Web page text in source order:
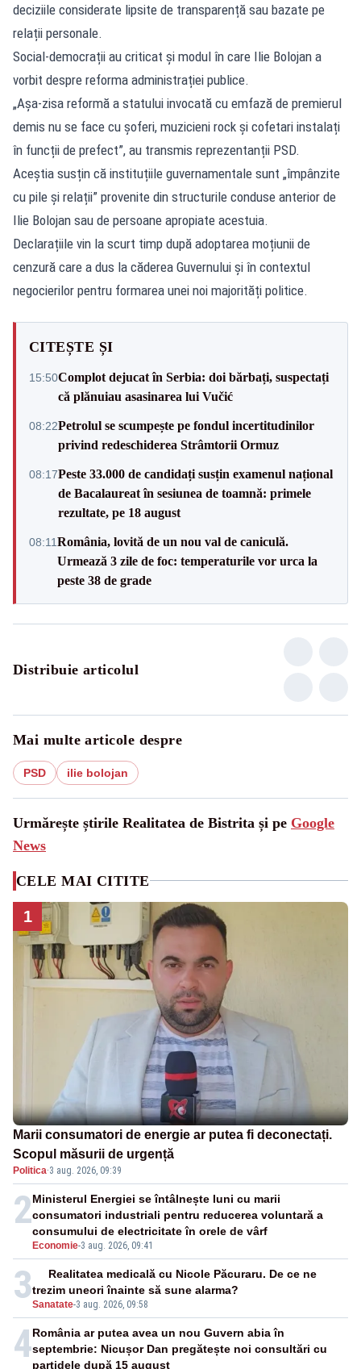
deciziile considerate lipsite de transparență sau bazate pe
relații personale.
Social-democrații au criticat și modul în care Ilie Bolojan a
vorbit despre reforma administrației publice.
„Așa-zisa reformă a statului invocată cu emfază de premierul
demis nu se face cu șoferi, muzicieni rock și cofetari instalați
în funcții de prefect”, au transmis reprezentanții PSD.
Aceștia susțin că instituțiile guvernamentale sunt „împânzite
cu pile și relații” provenite din structurile conduse anterior de
Ilie Bolojan sau de persoane apropiate acestuia.
Declarațiile vin la scurt timp după adoptarea moțiunii de
cenzură care a dus la căderea Guvernului și în contextul
negocierilor pentru formarea unei noi majorități politice.
CITEȘTE ȘI
15:50Complot dejucat în Serbia: doi bărbați, suspectați
că plănuiau asasinarea lui Vučić
08:22Petrolul se scumpește pe fondul incertitudinilor
privind redeschiderea Strâmtorii Ormuz
08:17Peste 33.000 de candidați susțin examenul național
de Bacalaureat în sesiunea de toamnă: primele
rezultate, pe 18 august
08:11România, lovită de un nou val de caniculă.
Urmează 3 zile de foc: temperaturile vor urca la
peste 38 de grade
Distribuie articolul
Mai multe articole despre
PSD ilie bolojan
Urmărește știrile Realitatea de Bistrita și pe Google
News
CELE MAI CITITE
1
Marii consumatori de energie ar putea fi deconectați.
Scopul măsurii de urgență
Politica·3 aug. 2026, 09:39
2
Economie-3 aug. 2026, 09:41
Ministerul Energiei se întâlnește luni cu marii
consumatori industriali pentru reducerea voluntară a
consumului de electricitate în orele de vârf
3Sanatate-3 aug. 2026, 09:58
Realitatea medicală cu Nicole Păcuraru. De ce ne
trezim uneori înainte să sune alarma?
4România ar putea avea un nou Guvern abia în
septembrie: Nicușor Dan pregătește noi consultări cu
partidele după 15 august